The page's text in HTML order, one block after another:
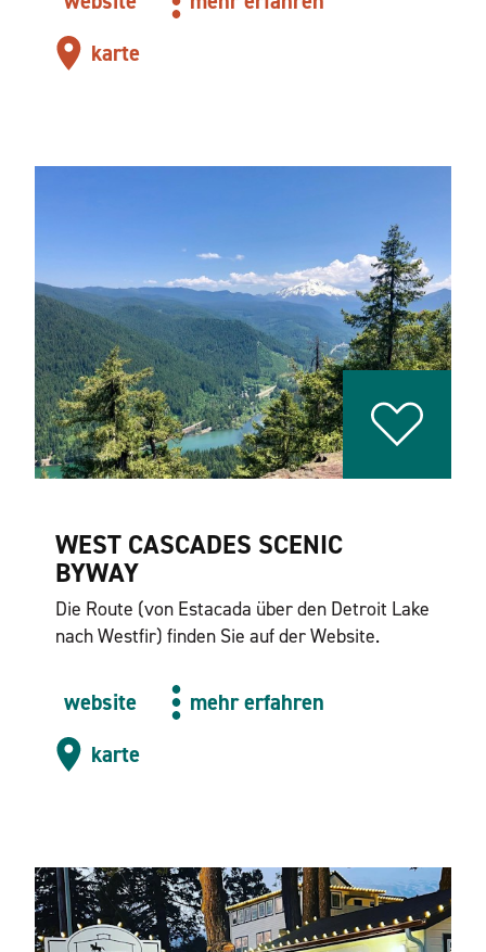
karte
WEST CASCADES SCENIC
BYWAY
Die Route (von Estacada über den Detroit Lake
nach Westfir) finden Sie auf der Website.
website
mehr erfahren
karte